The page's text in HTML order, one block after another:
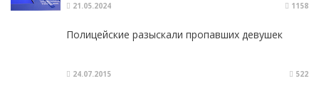
21.05.2024 1158
Полицейские разыскали пропавших девушек
24.07.2015 522